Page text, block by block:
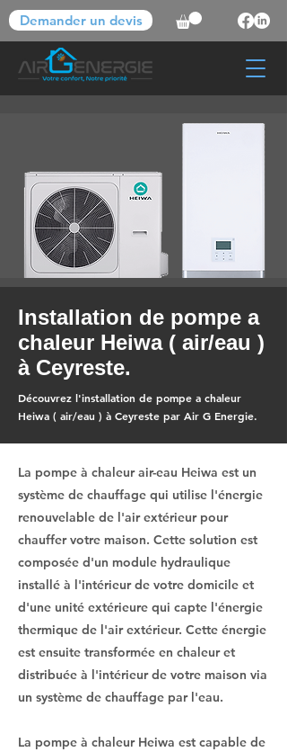
Demander un devis
Installation de pompe a
chaleur Heiwa ( air/eau )
à Ceyreste.
Découvrez l'installation de pompe a chaleur
Heiwa ( air/eau ) à Ceyreste par Air G Energie.
La pompe à chaleur air-eau Heiwa est un
système de chauffage qui utilise l'énergie
renouvelable de l'air extérieur pour
chauffer votre maison. Cette solution est
composée d'un module hydraulique
installé à l'intérieur de votre domicile et
d'une unité extérieure qui capte l'énergie
thermique de l'air extérieur. Cette énergie
est ensuite transformée en chaleur et
distribuée à l'intérieur de votre maison via
un système de chauffage par l'eau.
La pompe à chaleur Heiwa est capable de